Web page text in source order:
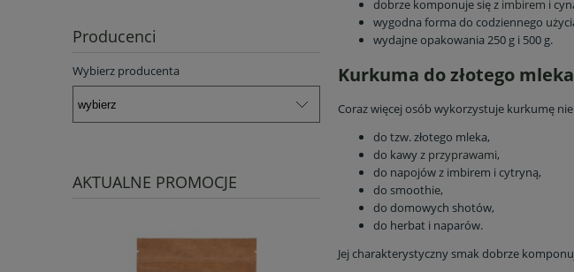
Producenci
Wybierz producenta
AKTUALNE PROMOCJE
dobrze komponuje się z imbirem i
wygodna forma do codziennego
wydajne opakowania 250 g i 500 g.
Kurkuma do złotego
Coraz więcej osób wykorzystuje kurkumę
do tzw. złotego mleka,
do kawy z przyprawami,
do napojów z imbirem i cytryną,
do smoothie,
do domowych shotów,
do herbat i naparów.
Jej charakterystyczny smak dobrze